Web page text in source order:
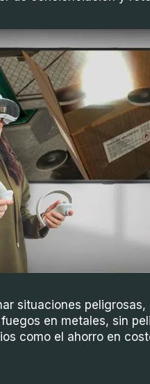
situaciones peligrosas,
en metales, sin
como el ahorro en